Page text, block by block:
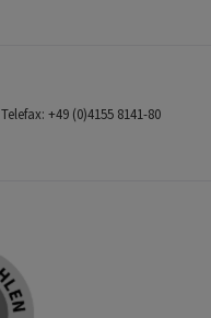
+49 (0)4155 8141-80